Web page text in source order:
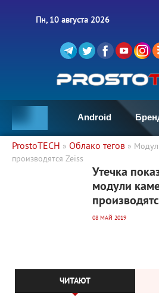
Пн, 10 августа 2026
Android
ProstoTECH » Облако тегов »
производятся Zeiss
2 691 0
Утечка
модули
08 МАЙ 2019
ЧИТАЮТ